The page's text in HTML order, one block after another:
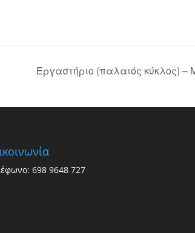
Εργαστήριο (παλαιός κύκλος) –
698 9648 727